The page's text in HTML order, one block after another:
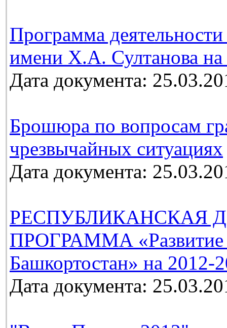
Программа
имени Х.А. Султанова на
Дата документа:
Брошюра по вопросам
чрезвычайных ситуациях
Дата документа:
РЕСПУБЛИКАНСКАЯ
ПРОГРАММА «Развитие
Башкортостан» на 2012-
Дата документа: